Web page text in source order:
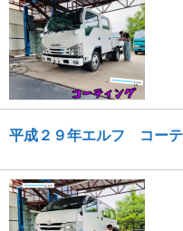
平成２９年エルフ コーテ